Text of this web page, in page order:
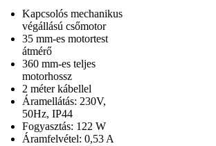
Kapcsolós mechanikus
végállású csőmotor
35 mm-es motortest
átmérő
360 mm-es teljes
motorhossz
2 méter kábellel
Áramellátás: 230V,
50Hz, IP44
Fogyasztás: 122 W
Áramfelvétel: 0,53 A